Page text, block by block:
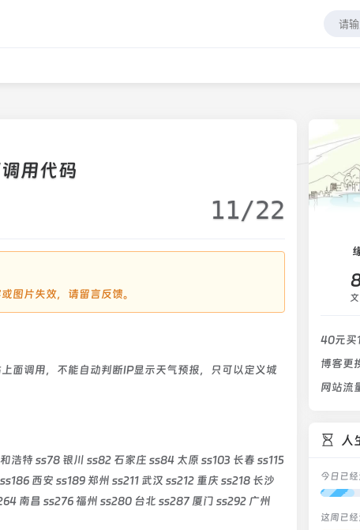
用代码
11/22
图片失效，请留言反馈。
面调用，不能自动判断IP显示天气预报，只可以定义城
浩特 ss78 银川 ss82 石家庄 ss84 太原 ss103 长春 ss115
西安 ss189 郑州 ss211 武汉 ss212 重庆 ss218 长沙
南昌 ss276 福州 ss280 台北 ss287 厦门 ss292 广州
40元买
网站流
人
今日已
这周已